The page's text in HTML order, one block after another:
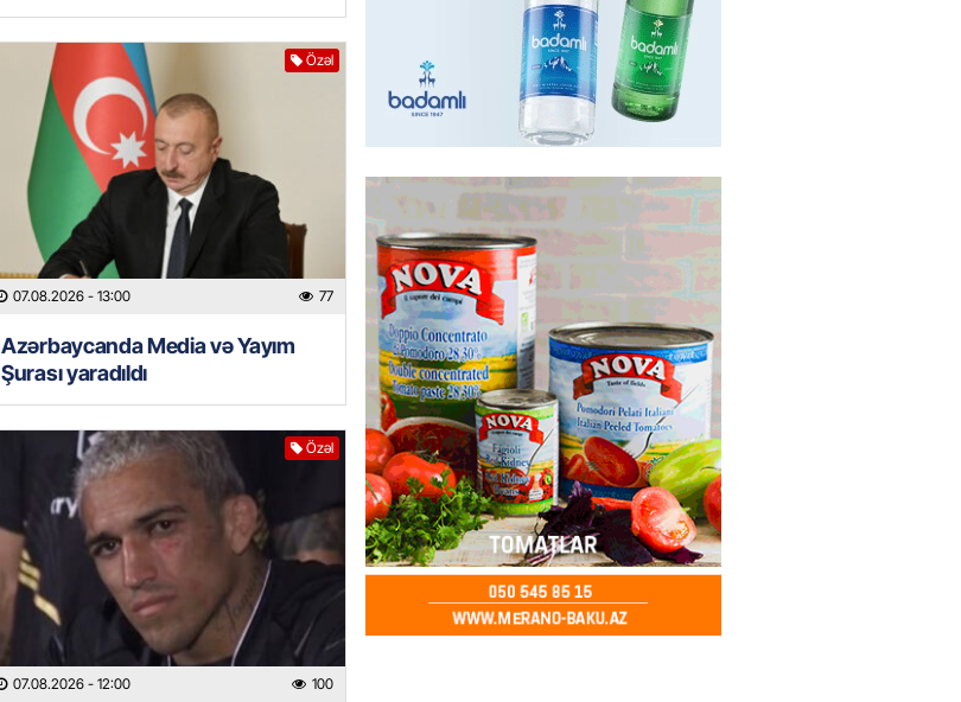
Özəl
07.08.2026 - 13:00 77
Azərbaycanda Media və Yayım
Şurası yaradıldı
Özəl
07.08.2026 - 12:00 100
Prezidentdən Xəzər Fərhadov ilə bağlı
SƏRƏNCAM
07.08.2026- 13:15 75
Azərbaycanda Media və Yayım Şurası
yaradıldı
07.08.2026- 13:00
GÜNDƏM
Aytən Abdullayevaya yüksək vəzifə
verildi
07.08.2026- 12:45 94
GÜNDƏM
Paşinyan İssık-Kul gölündən gəzinti
videosunu paylaşıb
07.08.2026- 12:30 71
Sabunçu rayonunda 70 min manat